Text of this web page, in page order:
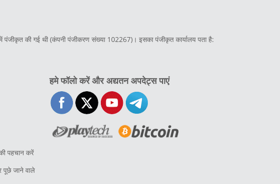
पंजीकृत की गई थी (कंपनी पंजीकरण संख्या 102267)। इसका पंजीकृत कार्यालय पता है:
पहचान करें
पूछे जाने वाले
हमे फॉलो करें और अद्यतन अपदेट्स पाएं